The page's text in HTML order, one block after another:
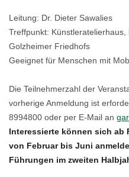
Leitung: Dr. Dieter Sawalies
Treffpunkt:
Golzheimer Friedhofs
Geeignet für Menschen mit
Die Teilnehmerzahl der
vorherige Anmeldung ist
8994800 oder per E-Mail an
Interessierte können sich ab
von Februar bis Juni
Führungen im zweiten